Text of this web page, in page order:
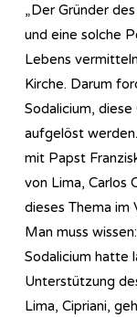
„Der Gründer
und eine solche
Lebens
Kirche. Darum
Sodalicium,
aufgelöst
mit Papst
von Lima, Carlos
dieses Thema im
Man muss
Sodalicium hatte
Unterstützung
Lima, Cipriani,